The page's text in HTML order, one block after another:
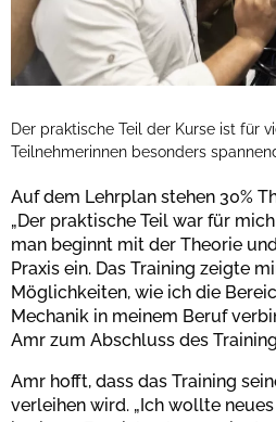
Der praktische Teil der Kurse ist für
Teilnehmerinnen besonders
Auf dem Lehrplan stehen 30%
„Der praktische Teil war für
man beginnt mit der Theorie
Praxis ein. Das Training zeigte
Möglichkeiten, wie ich die
Mechanik in meinem Beruf
Amr zum Abschluss des
Amr hofft, dass das Training
verleihen wird. „Ich wollte